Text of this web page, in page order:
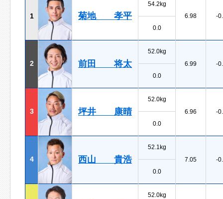
1 菊地 孝平
54.2kg
6.98
-
0.0
2 前田 将太
52.0kg
6.99
-
0.0
3 坪井 康晴
52.0kg
6.96
-
0.0
4 西山 貴浩
52.1kg
7.05
-
0.0
52.0kg